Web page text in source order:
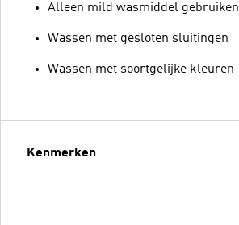
Alleen mild wasmiddel gebruiken
Wassen met gesloten sluitingen
Wassen met soortgelijke kleuren
Kenmerken